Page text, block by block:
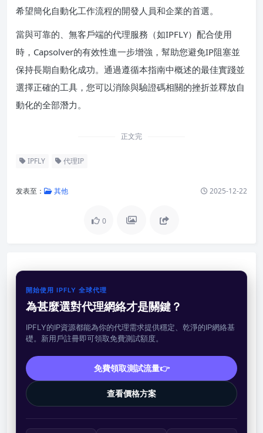
希望簡化自動化工作流程的開發人員和企業的首選。
當與可靠的、無客戶端的代理服務（如IPFLY）配合使用
時，Capsolver的有效性進一步增強，幫助您避免IP阻塞並
保持長期自動化成功。通過遵循本指南中概述的最佳實踐並
選擇正確的工具，您可以消除與驗證碼相關的挫折並釋放自
動化的全部潛力。
正文完
IPFLY 代理IP
发表至： 其他 2025-12-22
0
開始使用 IPFLY 全球代理
為甚麼選對代理網絡才是關鍵？
IPFLY的IP資源都能為你的代理需求提供穩定、乾淨的IP網絡基
礎。新用戶註冊即可領取免費測試額度。
免費領取測試流量👉
查看價格方案